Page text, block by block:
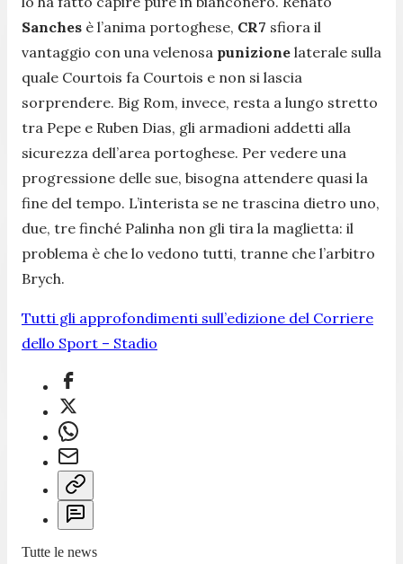
Sanches è l’anima portoghese, CR7 sfiora il
vantaggio con una velenosa punizione laterale sulla
quale Courtois fa Courtois e non si lascia
sorprendere. Big Rom, invece, resta a lungo stretto
tra Pepe e Ruben Dias, gli armadioni addetti alla
sicurezza dell’area portoghese. Per vedere una
progressione delle sue, bisogna attendere quasi la
fine del tempo. L’interista se ne trascina dietro uno,
due, tre finché Palinha non gli tira la maglietta: il
problema è che lo vedono tutti, tranne che l’arbitro
Brych.
Tutti gli approfondimenti sull’edizione del Corriere
dello Sport – Stadio
Tutte le news